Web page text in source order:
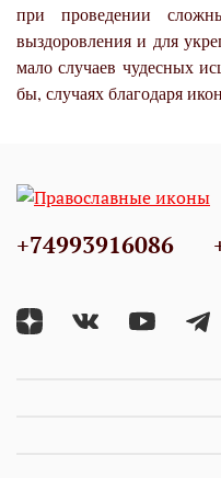
при проведении
выздоровления и для
мало случаев чудесных
бы, случаях благодаря
+74993916086